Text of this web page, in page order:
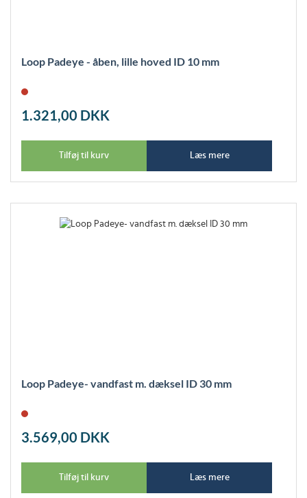
Loop Padeye - åben, lille hoved ID 10 mm
1.321,00 DKK
Tilføj til kurv Læs mere
Loop Padeye- vandfast m. dæksel ID 30 mm
3.569,00 DKK
Tilføj til kurv Læs mere